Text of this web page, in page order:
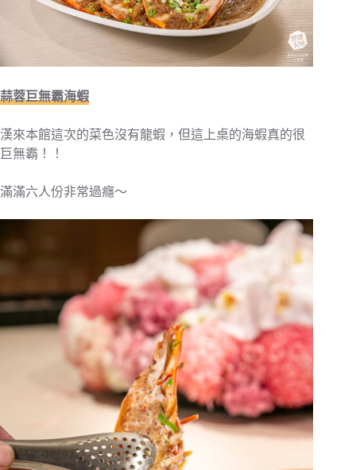
蒜蓉巨無霸海蝦
漢來本館這次的菜色沒有龍蝦，但這上桌的海蝦真的很
巨無霸！！
滿滿六人份非常過癮～